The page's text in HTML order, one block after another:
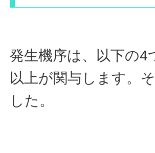
発生機序は、以下の
以上が関与します。
した。